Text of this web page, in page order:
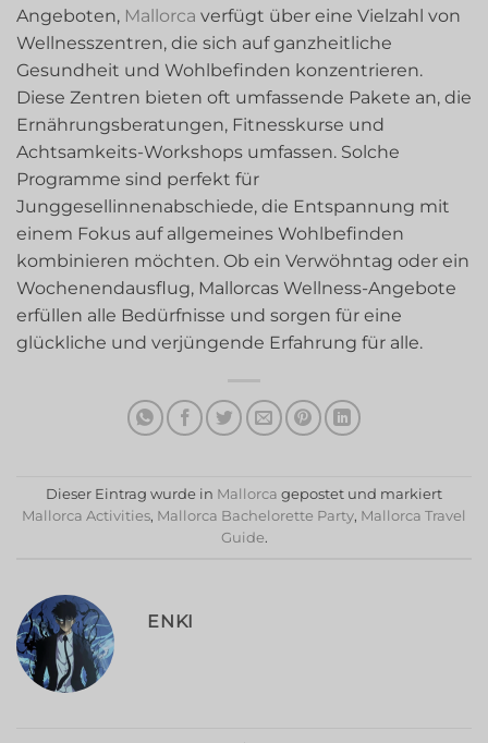
Angeboten, Mallorca verfügt über eine Vielzahl von
Wellnesszentren, die sich auf ganzheitliche
Gesundheit und Wohlbefinden konzentrieren.
Diese Zentren bieten oft umfassende Pakete an, die
Ernährungsberatungen, Fitnesskurse und
Achtsamkeits-Workshops umfassen. Solche
Programme sind perfekt für
Junggesellinnenabschiede, die Entspannung mit
einem Fokus auf allgemeines Wohlbefinden
kombinieren möchten. Ob ein Verwöhntag oder ein
Wochenendausflug, Mallorcas Wellness-Angebote
erfüllen alle Bedürfnisse und sorgen für eine
glückliche und verjüngende Erfahrung für alle.
Dieser Eintrag wurde in Mallorca gepostet und markiert
Mallorca Activities, Mallorca Bachelorette Party, Mallorca Travel
Guide.
ENKI